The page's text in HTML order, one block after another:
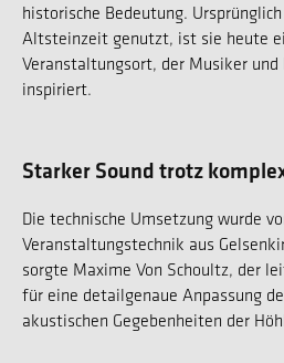
historische Bedeutung.
Altsteinzeit genutzt, ist sie heute
Veranstaltungsort, der Musiker
inspiriert.
Starker Sound trotz
Die technische Umsetzung wurde
Veranstaltungstechnik aus
sorgte Maxime Von Schoultz, der
für eine detailgenaue Anpassung
akustischen Gegebenheiten der